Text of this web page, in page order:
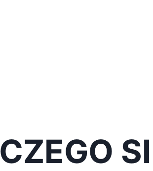
CZEGO